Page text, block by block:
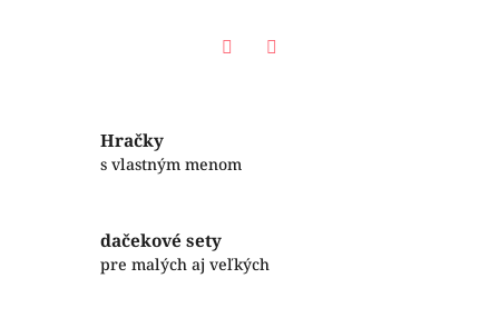
Hračky
s vlastným menom
dačekové sety
pre malých aj veľkých